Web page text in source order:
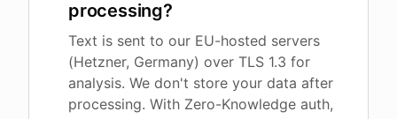
processing?
Text is sent to our EU-hosted servers
(Hetzner, Germany) over TLS 1.3 for
analysis. We don't store your data after
processing. With Zero-Knowledge auth,